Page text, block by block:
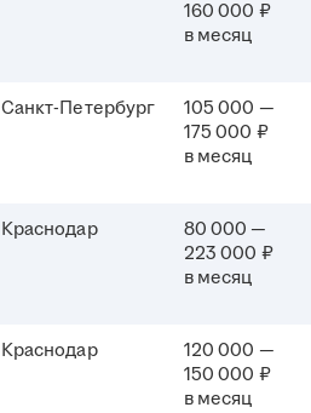
160 000 ₽
в месяц
Санкт-Петербург
105 000 —
175 000 ₽
в месяц
Краснодар
80 000 —
223 000 ₽
в месяц
Краснодар
120 000 —
150 000 ₽
в месяц